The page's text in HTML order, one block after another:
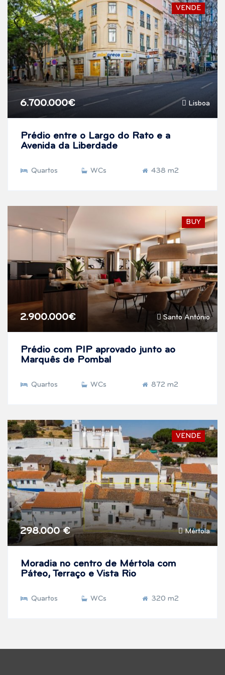
VENDE
Lisboa
6.700.000€
Prédio entre o Largo do Rato e a
Avenida da Liberdade
Quartos WCs 438 m2
BUY
Santo António
2.900.000€
Prédio com PIP aprovado junto ao
Marquês de Pombal
Quartos WCs 872 m2
VENDE
Mértola
298.000 €
Moradia no centro de Mértola com
Páteo, Terraço e Vista Rio
Quartos WCs 320 m2